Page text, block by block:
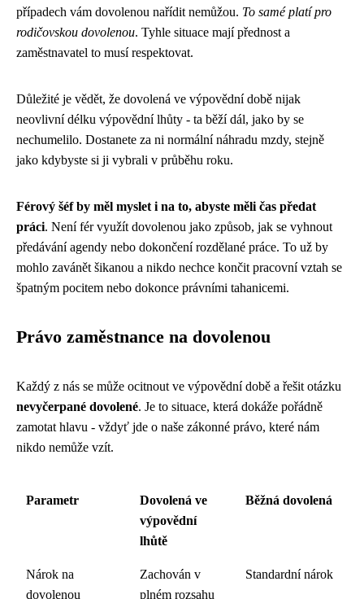
případech vám dovolenou nařídit nemůžou. To samé platí pro
rodičovskou dovolenou. Tyhle situace mají přednost a
zaměstnavatel to musí respektovat.
Důležité je vědět, že dovolená ve výpovědní době nijak
neovlivní délku výpovědní lhůty - ta běží dál, jako by se
nechumelilo. Dostanete za ni normální náhradu mzdy, stejně
jako kdybyste si ji vybrali v průběhu roku.
Férový šéf by měl myslet i na to, abyste měli čas předat
práci. Není fér využít dovolenou jako způsob, jak se vyhnout
předávání agendy nebo dokončení rozdělané práce. To už by
mohlo zavánět šikanou a nikdo nechce končit pracovní vztah se
špatným pocitem nebo dokonce právními tahanicemi.
Právo zaměstnance na dovolenou
Každý z nás se může ocitnout ve výpovědní době a řešit otázku
nevyčerpané dovolené. Je to situace, která dokáže pořádně
zamotat hlavu - vždyť jde o naše zákonné právo, které nám
nikdo nemůže vzít.
Parametr
Dovolená ve
výpovědní
lhůtě
Běžná dovolená
Nárok na
dovolenou
Zachován v
plném rozsahu
Standardní nárok